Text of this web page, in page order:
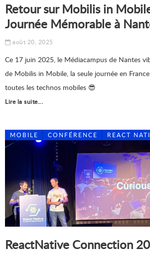
Retour sur Mobilis in
Journée Mémorable à
août 20, 2025
Ce 17 juin 2025, le Médiacampus de Nantes
de Mobilis in Mobile, la seule journée en
toutes les technos mobiles 😎
Lire la suite...
MOBILE CONFÉRENCE REACT
ReactNative Connection